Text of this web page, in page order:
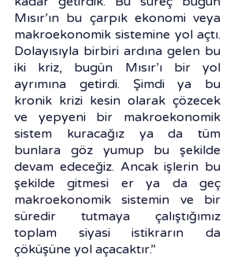
Mısır’ın bu çarpık ekonomi veya
makroekonomik sistemine yol açtı.
Dolayısıyla birbiri ardına gelen bu
iki kriz, bugün Mısır’ı bir yol
ayrımına getirdi. Şimdi ya bu
kronik krizi kesin olarak çözecek
ve yepyeni bir makroekonomik
sistem kuracağız ya da tüm
bunlara göz yumup bu şekilde
devam edeceğiz. Ancak işlerin bu
şekilde gitmesi er ya da geç
makroekonomik sistemin ve bir
süredir tutmaya çalıştığımız
toplam siyasi istikrarın da
çöküşüne yol açacaktır.”